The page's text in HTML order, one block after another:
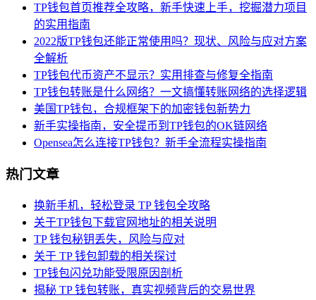
TP钱包首页推荐全攻略，新手快速上手，挖掘潜力项目
的实用指南
2022版TP钱包还能正常使用吗？现状、风险与应对方案
全解析
TP钱包代币资产不显示？实用排查与修复全指南
TP钱包转账是什么网络？一文搞懂转账网络的选择逻辑
美国TP钱包，合规框架下的加密钱包新势力
新手实操指南，安全提币到TP钱包的OK链网络
Opensea怎么连接TP钱包？新手全流程实操指南
热门文章
换新手机，轻松登录 TP 钱包全攻略
关于TP钱包下载官网地址的相关说明
TP 钱包秘钥丢失，风险与应对
关于 TP 钱包卸载的相关探讨
TP钱包闪兑功能受限原因剖析
揭秘 TP 钱包转账，真实视频背后的交易世界